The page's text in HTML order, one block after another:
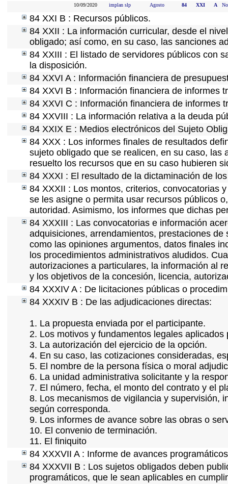
10/09/2020 implan slp Agosto 84 XXI A
84 XXI B : Recursos públicos.
84 XXII : La información curricular, desde el
obligado; así como, en su caso, las sanciones
84 XXIII : El listado de servidores públicos con
la disposición.
84 XXVI A : Información financiera de
84 XXVI B : Información financiera de informes
84 XXVI C : Información financiera de informes
84 XXVIII : La información relativa a la deuda
84 XXIX E : Medios electrónicos del Sujeto
84 XXX : Los informes finales de resultados
sujeto obligado que se realicen, en su caso,
resuelto los recursos que en su caso hubieren
84 XXXI : El resultado de la dictaminación de
84 XXXII : Los montos, criterios, convocatorias
se les asigne o permita usar recursos públicos
autoridad. Asimismo, los informes que dichas
84 XXXIII : Las convocatorias e información
adquisiciones, arrendamientos, prestaciones
como las opiniones argumentos, datos finales
los procedimientos administrativos aludidos.
autorizaciones a particulares, la información al
y los objetivos de la concesión, licencia,
84 XXXIV A : De licitaciones públicas o
84 XXXIV B : De las adjudicaciones directas:
1. La propuesta enviada por el participante.
2. Los motivos y fundamentos legales aplicados
3. La autorización del ejercicio de la opción.
4. En su caso, las cotizaciones consideradas,
5. El nombre de la persona física o moral
6. La unidad administrativa solicitante y la
7. El número, fecha, el monto del contrato y el
8. Los mecanismos de vigilancia y supervisión,
según corresponda.
9. Los informes de avance sobre las obras o
10. El convenio de terminación.
11. El finiquito
84 XXXVII A : Informe de avances
84 XXXVII B : Los sujetos obligados deben
programáticos, que le sean aplicables en